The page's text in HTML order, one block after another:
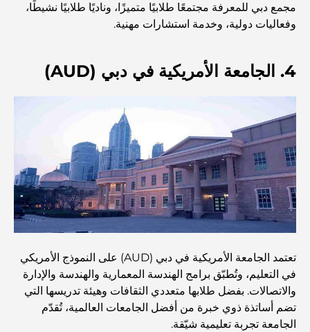
أفضل وجبات الإفطار في دبي: اختياراتي المفضلة لعام 2026
كيفية الحصول على قرض عقاري في دبي: الدليل الشامل
مخطط تلال الغاف الرئيسي: معيار جديد للحياة المتكاملة في
دبي
منازل متوافقة مع مبادئ فاستو: دليل عملي لتحقيق التوازن
والانسجام
أفضل شركات تنسيق الحدائق في دبي: تحويل المساحات
الخارجية
أفضل شركات نقل الأثاث في دبي: دليل شامل
نخلة جبل علي مقابل نخلة جميرا: مقارنة واضحة لمشتري
العقارات الأذكياء
مجمع دبي للمعرفة مجتمعًا طلابيًا متميزًا، وناديًا طلابيًا نشيطًا،
وفعاليات دولية، وخدمة استشارات مهنية.
4. الجامعة الأمريكية في دبي (AUD)
تعتمد الجامعة الأمريكية في دبي (AUD) على النموذج الأمريكي
في التعليم، وتُطبّق برامج الهندسة المعمارية والهندسة والإدارة
والاتصالات. بفضل طلابها متعددي الثقافات وهيئة تدريسها التي
تضم أساتذة ذوي خبرة من أفضل الجامعات العالمية، تُقدّم
الجامعة تجربة تعليمية شيّقة.